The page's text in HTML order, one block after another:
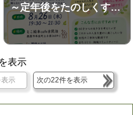
～定年後をたのしくす…
表示
示 次の22件を表示